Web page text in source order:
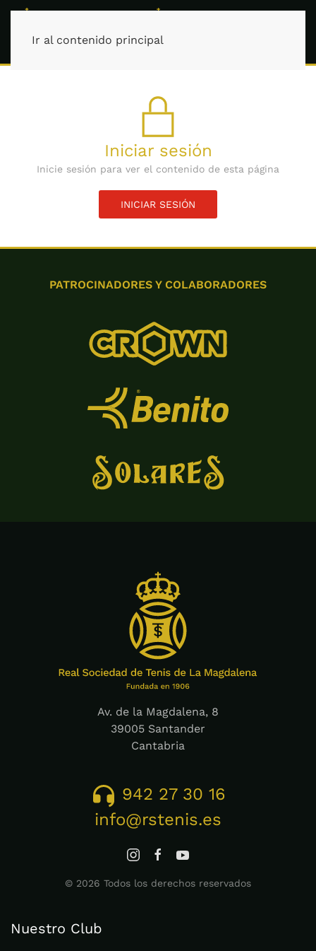
Ir al contenido principal
Iniciar sesión
Inicie sesión para ver el contenido de esta página
INICIAR SESIÓN
PATROCINADORES Y COLABORADORES
Av. de la Magdalena, 8
39005 Santander
Cantabria
942 27 30 16
info@rstenis.es
© 2026 Todos los derechos reservados
Nuestro Club